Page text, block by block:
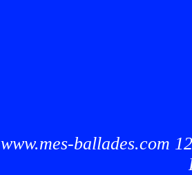
www.mes-ballades.com